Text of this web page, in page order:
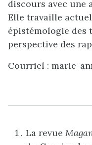
discours avec une
Elle travaille
épistémologie des
perspective des
Courriel : marie-
La revue